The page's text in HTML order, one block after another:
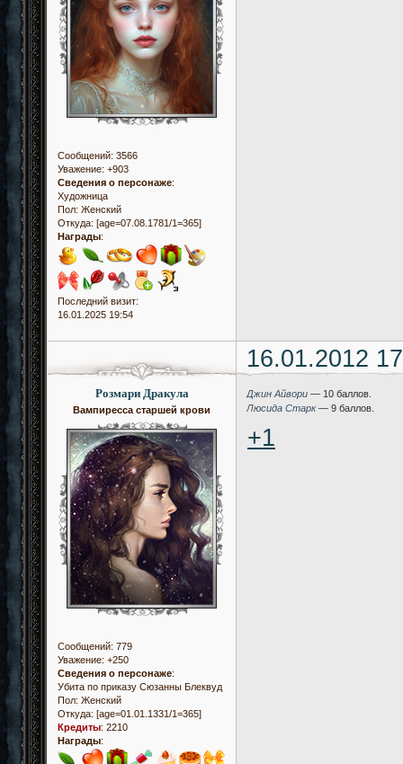
Сообщений: 3566
Уважение: +903
Сведения о персонаже:
Художница
Пол: Женский
Откуда: [age=07.08.1781/1=365]
Награды:
Последний визит:
16.01.2025 19:54
16.01.2012
Розмари Дракула
Вампиресса старшей крови
Сообщений: 779
Уважение: +250
Сведения о персонаже:
Убита по приказу Сюзанны Блеквуд
Пол: Женский
Откуда: [age=01.01.1331/1=365]
Кредиты: 2210
Награды:
Джин Айвори — 10 баллов.
Люсида Старк— 9 баллов.
+1